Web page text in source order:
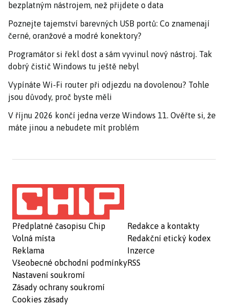
bezplatným nástrojem, než přijdete o data
Poznejte tajemství barevných USB portů: Co znamenají
černé, oranžové a modré konektory?
Programátor si řekl dost a sám vyvinul nový nástroj. Tak
dobrý čistič Windows tu ještě nebyl
Vypínáte Wi-Fi router při odjezdu na dovolenou? Tohle
jsou důvody, proč byste měli
V říjnu 2026 končí jedna verze Windows 11. Ověřte si, že
máte jinou a nebudete mít problém
Předplatné časopisu Chip
Volná místa
Reklama
Všeobecné obchodní podmínky
Nastavení soukromí
Zásady ochrany soukromí
Cookies zásady
Redakce a kontakty
Redakční etický kodex
Inzerce
RSS